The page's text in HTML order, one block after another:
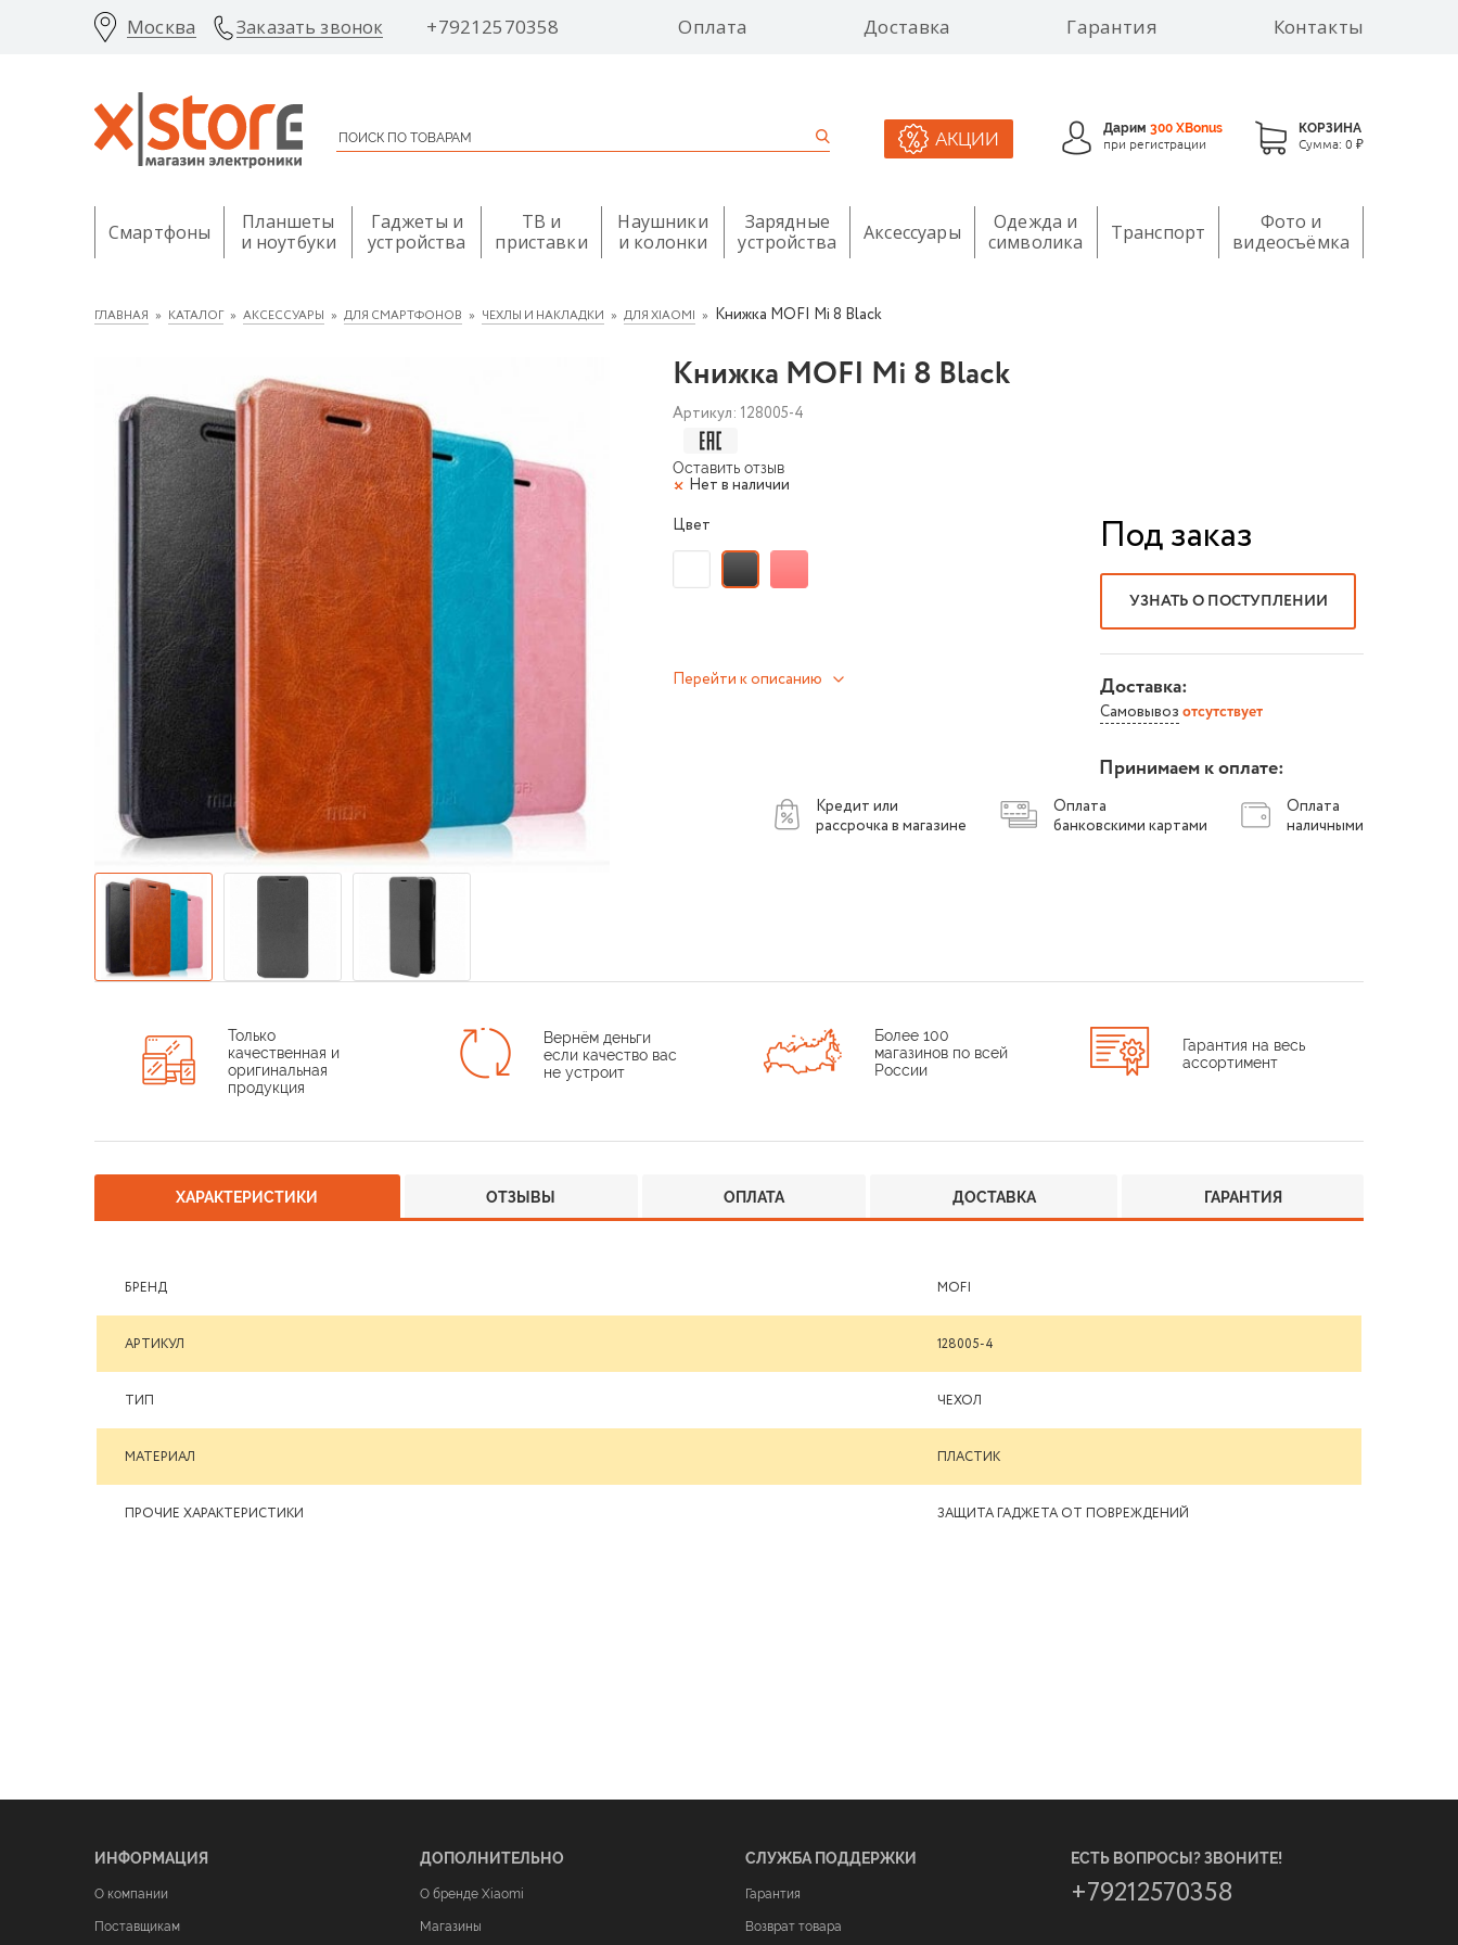
Москва Заказать звонок +79212570358 Оплата Доставка Гарантия Контакты
АКЦИИ
Дарим 300 XBonus
при регистрации
КОРЗИНА
Сумма: 0 ₽
Смартфоны
Планшеты
и ноутбуки
Гаджеты и
устройства
ТВ и
приставки
Наушники
и колонки
Зарядные
устройства
Аксессуары
Одежда и
символика
Транспорт
Фото и
видеосъёмка
ГЛАВНАЯ КАТАЛОГ АКСЕССУАРЫ ДЛЯ СМАРТФОНОВ ЧЕХЛЫ И НАКЛАДКИ ДЛЯ XIAOMI Книжка MOFI Mi 8 Black
Книжка MOFI Mi 8 Black
Артикул: 128005-4
Оставить отзыв
Нет в наличии
Цвет
Перейти к описанию
Под заказ
УЗНАТЬ О ПОСТУПЛЕНИИ
Доставка:
Самовывоз отсутствует
Принимаем к оплате:
Оплата
наличными
Оплата
банковскими картами
Кредит или
рассрочка в магазине
Только
качественная и
оригинальная
продукция
Вернём деньги
если качество вас
не устроит
Более 100
магазинов по всей
России
Гарантия на весь
ассортимент
ХАРАКТЕРИСТИКИ ОТЗЫВЫ ОПЛАТА ДОСТАВКА ГАРАНТИЯ
БРЕНД MOFI
АРТИКУЛ 128005-4
ТИП ЧЕХОЛ
МАТЕРИАЛ ПЛАСТИК
ПРОЧИЕ ХАРАКТЕРИСТИКИ ЗАЩИТА ГАДЖЕТА ОТ ПОВРЕЖДЕНИЙ
ИНФОРМАЦИЯ
О компании
Поставщикам
ДОПОЛНИТЕЛЬНО
О бренде Xiaomi
Магазины
СЛУЖБА ПОДДЕРЖКИ
Гарантия
Возврат товара
ЕСТЬ ВОПРОСЫ? ЗВОНИТЕ!
+79212570358